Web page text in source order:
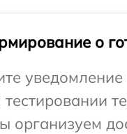
о
уведомление
организуем